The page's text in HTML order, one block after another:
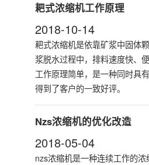
耙式浓缩机工作原理
2018-10-14
耙式浓缩机是依靠矿浆中固体
浆脱水过程中，排料速度快、
工作原理简单，是一种同时具
得到了客户的一致好评。
Nzs浓缩机的优化改造
2018-05-04
nzs浓缩机是一种连续工作的